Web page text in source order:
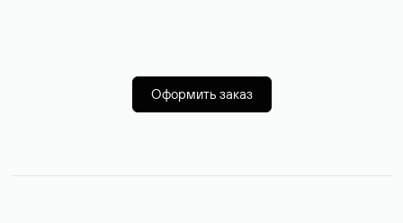
Оформить заказ